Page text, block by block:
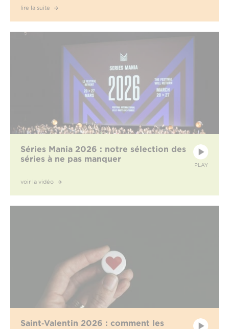
lire la suite
PLAY
Séries Mania 2026 : notre sélection des
séries à ne pas manquer
voir la vidéo
Saint‑Valentin 2026 : comment les